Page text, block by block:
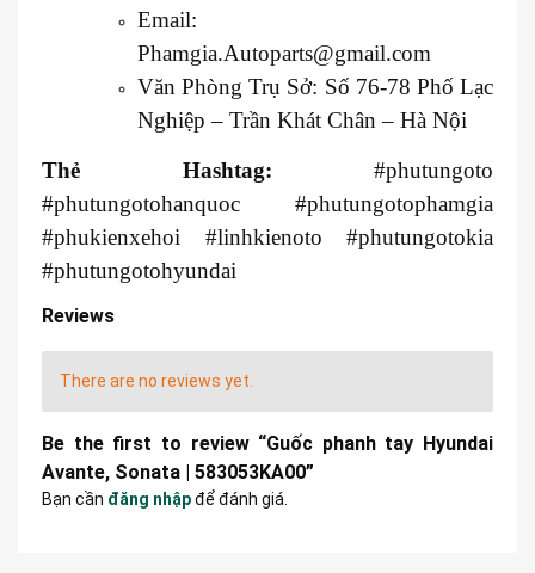
Email:
Phamgia.Autoparts@gmail.com
Văn Phòng Trụ Sở: Số 76-78 Phố Lạc
Nghiệp – Trần Khát Chân – Hà Nội
Thẻ Hashtag: #phutungoto
#phutungotohanquoc #phutungotophamgia
#phukienxehoi #linhkienoto #phutungotokia
#phutungotohyundai
Reviews
There are no reviews yet.
Be the first to review “Guốc phanh tay Hyundai
Avante, Sonata | 583053KA00”
Bạn cần đăng nhậpđể đánh giá.